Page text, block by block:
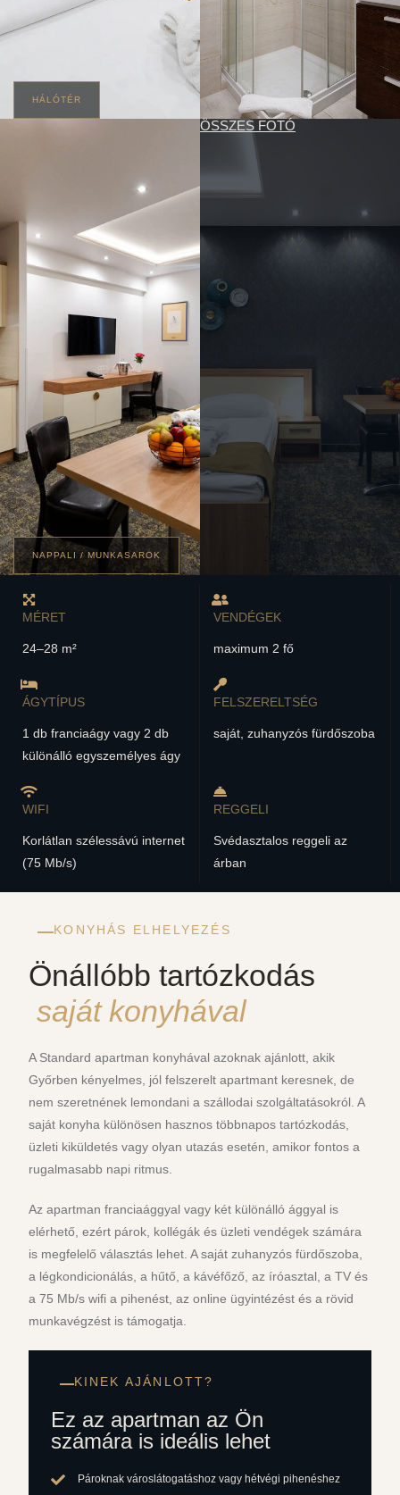
HÁLÓTÉR
NAPPALI / MUNKASAROK
ÖSSZES FOTÓ
MÉRET
24–28 m²
VENDÉGEK
maximum 2 fő
ÁGYTÍPUS
1 db franciaágy vagy 2 db
különálló egyszemélyes ágy
FELSZERELTSÉG
saját, zuhanyzós fürdőszoba
WIFI
Korlátlan szélessávú internet
(75 Mb/s)
REGGELI
Svédasztalos reggeli az
árban
KONYHÁS ELHELYEZÉS
Önállóbb tartózkodás
saját konyhával
A Standard apartman konyhával azoknak ajánlott, akik
Győrben kényelmes, jól felszerelt apartmant keresnek, de
nem szeretnének lemondani a szállodai szolgáltatásokról. A
saját konyha különösen hasznos többnapos tartózkodás,
üzleti kiküldetés vagy olyan utazás esetén, amikor fontos a
rugalmasabb napi ritmus.
Az apartman franciaággyal vagy két különálló ággyal is
elérhető, ezért párok, kollégák és üzleti vendégek számára
is megfelelő választás lehet. A saját zuhanyzós fürdőszoba,
a légkondicionálás, a hűtő, a kávéfőző, az íróasztal, a TV és
a 75 Mb/s wifi a pihenést, az online ügyintézést és a rövid
munkavégzést is támogatja.
KINEK AJÁNLOTT?
Ez az apartman az Ön
számára is ideális lehet
Pároknak városlátogatáshoz vagy hétvégi pihenéshez